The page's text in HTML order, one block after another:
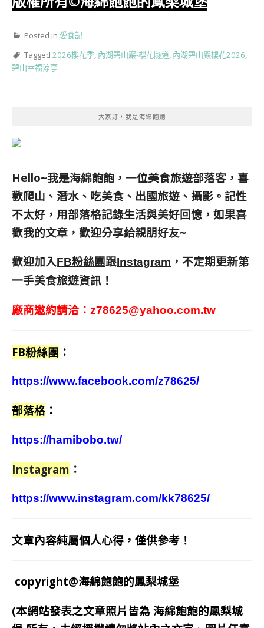
Posted in 愛食記
Tagged 2026櫻花季, 內湖碧山巖-櫻花隧道, 內湖碧山巖櫻花2026,
碧山幸福涼亭
大家好，我是海綿飽飽
Hello~我是海綿飽飽，一位美食旅遊部落客， 喜
歡爬山、潛水、吃美食、出國旅遊、攝影。 記性
不太好，用部落格記錄生活與美好回憶， 如果喜
歡我的文章，歡迎分享給親朋好友~
歡迎加入FB粉絲團跟Instagram ，不定期更新第
一手美食旅遊資訊！
廠商邀約請洽： z78625@yahoo.com.tw
FB粉絲團 ：
https://www.facebook.com/z78625/
部落格 ：
https://hamibobo.tw/
Instagram ：
https://www.instagram.com/kk78625/
文章內容純屬個人心得，僅供參考！
copyright@海綿飽飽的鳳梨城堡
(本網站發表之文章照片皆為 海綿飽飽的鳳梨城